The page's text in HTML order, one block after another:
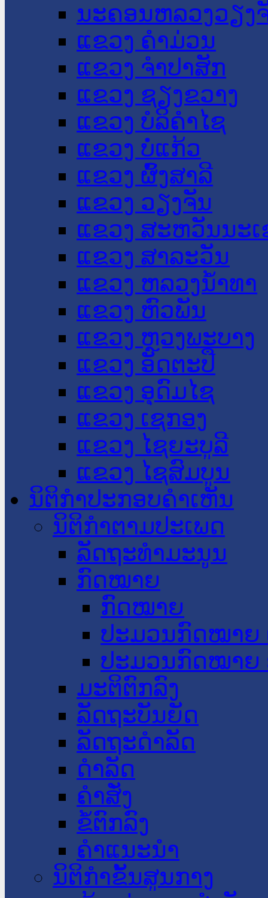
ນະ​ຄອນ​ຫລວງວຽງ
ແຂວງ ຄໍາມ່ວນ
ແຂວງ ຈໍາປາສັກ
ແຂວງ ຊຽງຂວາງ
ແຂວງ ບໍລິຄໍາໄຊ
ແຂວງ ບໍ່ແກ້ວ
ແຂວງ ຜົ້ງສາລີ
ແຂວງ ວຽງຈັນ
ແຂວງ ສະຫວັນນະ
ແຂວງ ສາລະວັນ
ແຂວງ ຫລວງນໍ້າທາ
ແຂວງ ຫົວພັນ
ແຂວງ ຫຼວງພະບາງ
ແຂວງ ອັດຕະປື
ແຂວງ ອຸດົມໄຊ
ແຂວງ ເຊກອງ
ແຂວງ ໄຊຍະບູລີ
ແຂວງ ໄຊສົມບູນ
ນິຕິກໍາປະກອບຄໍາເຫັນ
ນິຕິກໍາຕາມປະເພດ
ລັດຖະທໍາມະນູນ
ກົດໝາຍ
ກົດໝາຍ
ປະມວນກົດໝາຍ
ປະມວນກົດໝາຍ
ມະຕິຕົກລົງ
ລັດຖະບັນຍັດ
ລັດຖະດໍາລັດ
ດໍາລັດ
ຄໍາສັ່ງ
ຂໍ້ຕົກລົງ
ຄໍາແນະນໍາ
ນິຕິກຳຂັ້ນສູນກາງ